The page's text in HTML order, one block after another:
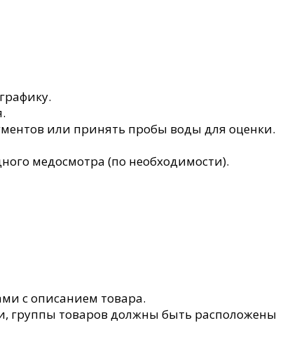
или принять пробы воды для оценки.
медосмотра (по необходимости).
с описанием товара.
группы товаров должны быть расположены